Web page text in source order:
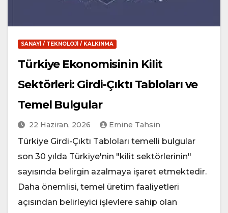
SANAYI / TEKNOLOJI / KALKINMA
Türkiye Ekonomisinin Kilit
Sektörleri: Girdi-Çıktı Tabloları ve
Temel Bulgular
22 Haziran, 2026 Emine Tahsin
Türkiye Girdi-Çıktı Tabloları temelli bulgular
son 30 yılda Türkiye'nin "kilit sektörlerinin"
sayısında belirgin azalmaya işaret etmektedir.
Daha önemlisi, temel üretim faaliyetleri
açısından belirleyici işlevlere sahip olan